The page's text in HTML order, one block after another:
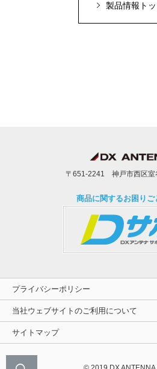
製品情報ト
〒651-2241 神戸市西区室
商品に関するお困りご
プライバシーポリシー
当社ウェブサイトのご利用について
サイトマップ